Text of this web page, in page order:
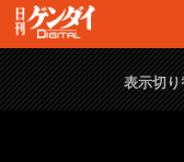
表示切り